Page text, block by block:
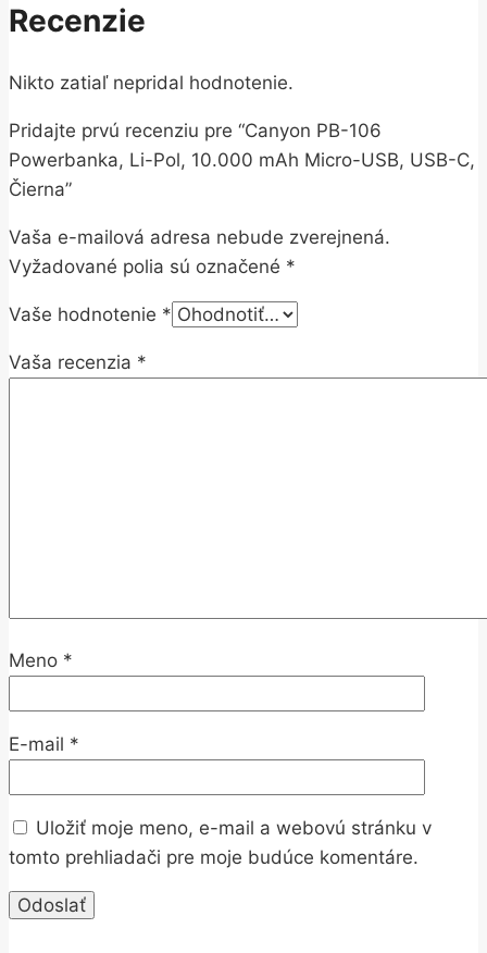
Recenzie
Nikto zatiaľ nepridal hodnotenie.
Pridajte prvú recenziu pre “Canyon PB-106
Powerbanka, Li-Pol, 10.000 mAh Micro-USB, USB-C,
Čierna”
Vaša e-mailová adresa nebude zverejnená.
Vyžadované polia sú označené *
Vaše hodnotenie *
Vaša recenzia *
Meno *
E-mail *
Uložiť moje meno, e-mail a webovú stránku v
tomto prehliadači pre moje budúce komentáre.